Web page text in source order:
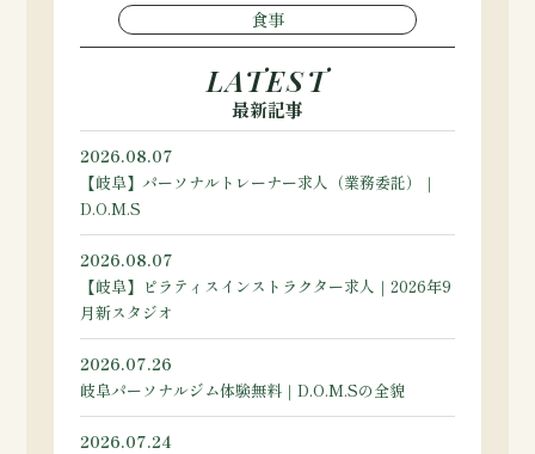
食事
LATEST
最新記事
2026.08.07
【岐阜】パーソナルトレーナー求人（業務委託）｜
D.O.M.S
2026.08.07
【岐阜】ピラティスインストラクター求人｜2026年9
月新スタジオ
2026.07.26
岐阜パーソナルジム体験無料｜D.O.M.Sの全貌
2026.07.24